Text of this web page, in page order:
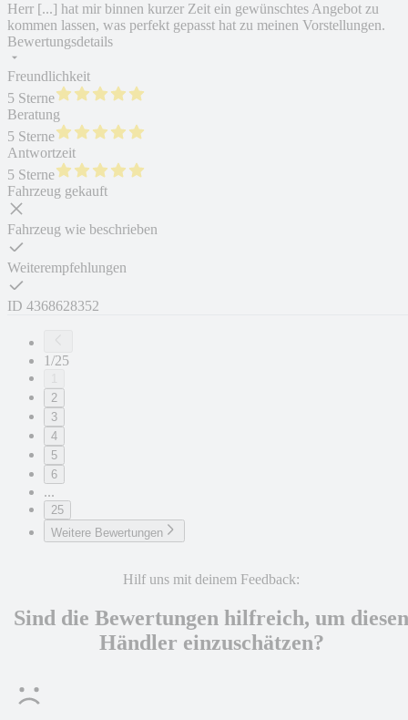
Herr [...] hat mir binnen kurzer Zeit ein gewünschtes Angebot zu
kommen lassen, was perfekt gepasst hat zu meinen Vorstellungen.
Bewertungsdetails
Freundlichkeit
5 Sterne
Beratung
5 Sterne
Antwortzeit
5 Sterne
Fahrzeug gekauft
Fahrzeug wie beschrieben
Weiterempfehlungen
ID 4368628352
1/25
2
3
4
5
6
...
25
Weitere Bewertungen
Hilf uns mit deinem Feedback:
Sind die Bewertungen hilfreich, um diesen
Händler einzuschätzen?